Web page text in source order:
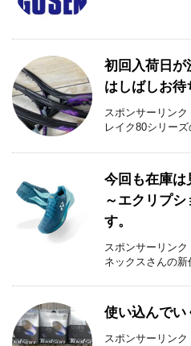
初回入荷日が
はしばしお待
スポンサーリン
レイク80シリー
今回も在庫は
～エクリプ
す。
スポンサーリン
ネックスさんの
使い込んでい
スポンサーリンク